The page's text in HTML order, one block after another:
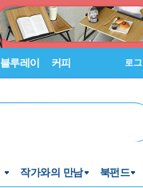
블루레이 커피 로
작가와의 만남 북펀드